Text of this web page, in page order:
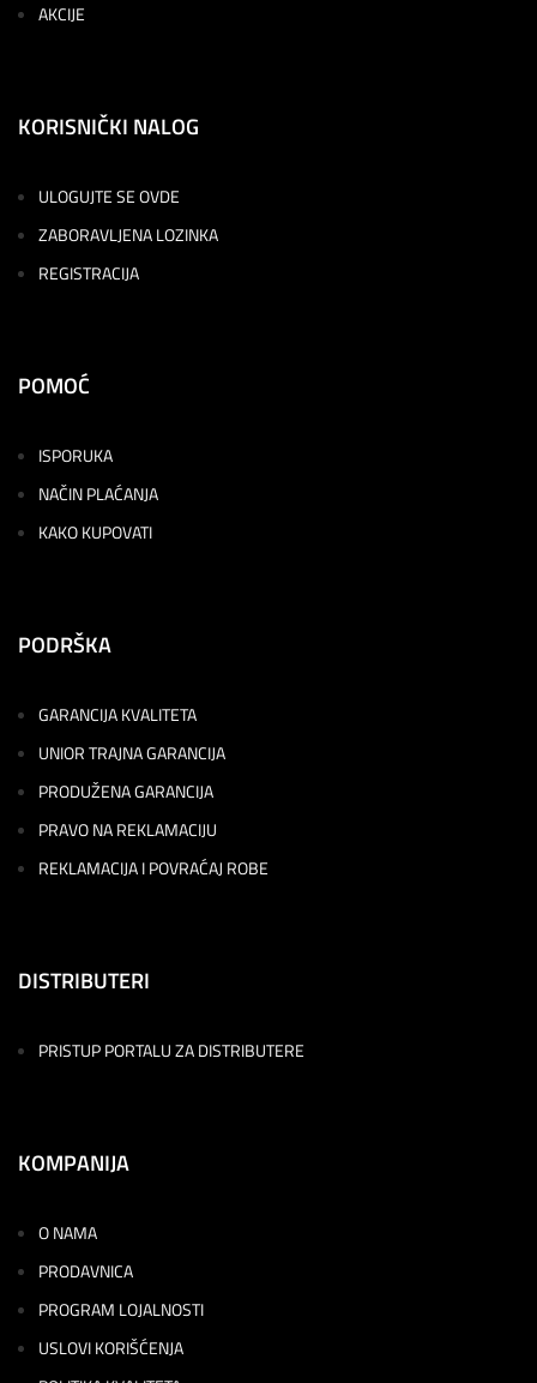
AKCIJE
KORISNIČKI NALOG
ULOGUJTE SE OVDE
ZABORAVLJENA LOZINKA
REGISTRACIJA
POMOĆ
ISPORUKA
NAČIN PLAĆANJA
KAKO KUPOVATI
PODRŠKA
GARANCIJA KVALITETA
UNIOR TRAJNA GARANCIJA
PRODUŽENA GARANCIJA
PRAVO NA REKLAMACIJU
REKLAMACIJA I POVRAĆAJ ROBE
DISTRIBUTERI
PRISTUP PORTALU ZA DISTRIBUTERE
KOMPANIJA
O NAMA
PRODAVNICA
PROGRAM LOJALNOSTI
USLOVI KORIŠĆENJA